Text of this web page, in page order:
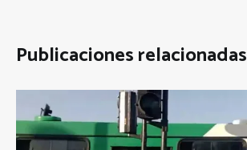
Publicaciones relacionadas